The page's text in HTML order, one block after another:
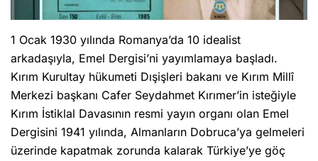
1 Ocak 1930 yılında Romanya’da 10 idealist
arkadaşıyla, Emel Dergisi’ni yayımlamaya başladı.
Kırım Kurultay hükumeti Dışişleri bakanı ve Kırım Millî
Merkezi başkanı Cafer Seydahmet Kırımer’in isteğiyle
Kırım İstiklal Davasının resmi yayın organı olan Emel
Dergisini 1941 yılında, Almanların Dobruca’ya gelmeleri
üzerinde kapatmak zorunda kalarak Türkiye’ye göç